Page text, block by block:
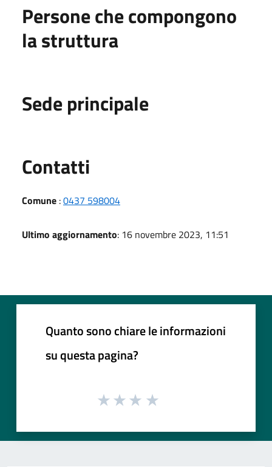
Persone che compongono
la struttura
Sede principale
Contatti
Comune :0437 598004
Ultimo aggiornamento: 16 novembre 2023, 11:51
Quanto sono chiare le informazioni
su questa pagina?